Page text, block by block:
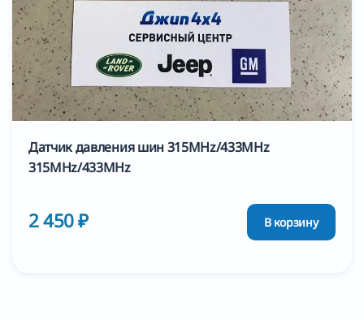
Датчик давления шин 315MHz/433MHz
315MHz/433MHz
2 450 ₽ В корзину